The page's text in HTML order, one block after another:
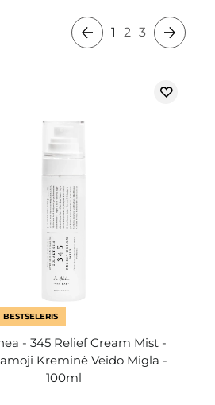
1 2 3
BESTSELERIS
- 345 Relief Cream Mist -
Kreminė Veido Migla -
100ml